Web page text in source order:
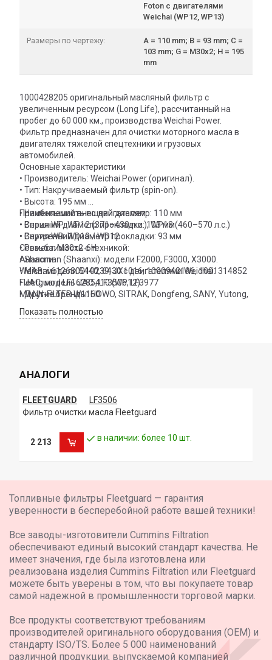
Foton с двигателями
Weichai (WP12, WP13)
Размеры по чертежу:
A = 110 mm; B = 93 mm; C =
103 mm; G = M30x2; H = 195
mm
1000428205 оригинальный масляный фильтр с
увеличенным ресурсом (Long Life), рассчитанный на
пробег до 60 000 км., производства Weichai Power.
Фильтр предназначен для очистки моторного масла в
двигателях тяжелой спецтехники и грузовых
автомобилей.
Основные характеристики
• Производитель: Weichai Power (оригинал).
• Тип: Накручиваемый фильтр (spin-on).
• Высота: 195 мм
• Наибольший внешний диаметр: 110 мм
• Внешний диаметр прокладки: 103 мм
• Внутренний диаметр прокладки: 93 мм
• Резьба: M30x2-6H
Аналоги
Weichai 612630010239, JX1016, 1000942196, 1001314852
Fleetguard LF16285, LF3506, LF3977
MANN-FILTER W1160
Sinotruk VG1246070031
Применяемость по двигателям:
• Серия WP: WP12 (371–430 л.с.), WP13 (460–570 л.с.)
• Серия WD: WD10 / WD12
Совместимость с техникой:
• Shacman (Shaanxi): модели F2000, F3000, X3000.
• МАЗ: модели 5440, 6430 с двигателями Weichai.
• JAC: модель JAC 410 (WP12)
• Другие бренды: HOWO, SITRAK, Dongfeng, SANY, Yutong,
Показать полностью
АНАЛОГИ
FLEETGUARD
LF3506
Фильтр очистки масла Fleetguard
2 213 в наличии: более 10 шт.
Топливные фильтры Fleetguard — гарантия
уверенности в бесперебойной работе вашей техники!
Все заводы-изготовители Cummins Filtration
обеспечивают единый высокий стандарт качества. Не
имеет значения, где была изготовлена или
реализована изделия Cummins Filtration или Fleetguard
можете быть уверены в том, что вы покупаете товар
самой надежной в промышленности торговой марки.
Все продукты соответствуют требованиям
производителей оригинального оборудования (OEM) и
стандарту ISO/TS. Более 5 000 наименований
различной продукции, выпускаемой компанией